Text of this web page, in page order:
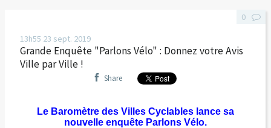
13h55 23 sept. 2019
Grande Enquête "Parlons Vélo" : Donnez votre Avis
Ville par Ville !
Share
Le Baromètre des Villes Cyclables lance sa
nouvelle enquête Parlons Vélo.
0